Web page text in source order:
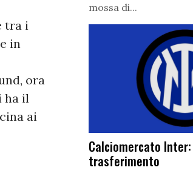
tra i
in
ora
ha il
ai
mossa di...
Calciomercato
trasferimento